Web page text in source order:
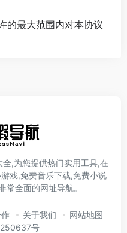
的最大范围内对本协议
,为您提供热门实用工具,在
戏,免费音乐下载,免费小说
常全面的网址导航。
关于我们
网站地图
号